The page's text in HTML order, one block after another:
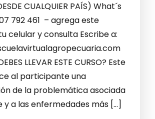
CUALQUIER PAÍS) What´s
792 461 – agrega este
celular y consulta Escribe a:
LLEVAR ESTE CURSO? Este
al participante una
de la problemática asociada
y a las enfermedades más […]